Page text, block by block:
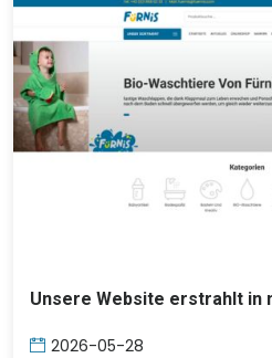
Unsere Website erstrahlt in
2026-05-28